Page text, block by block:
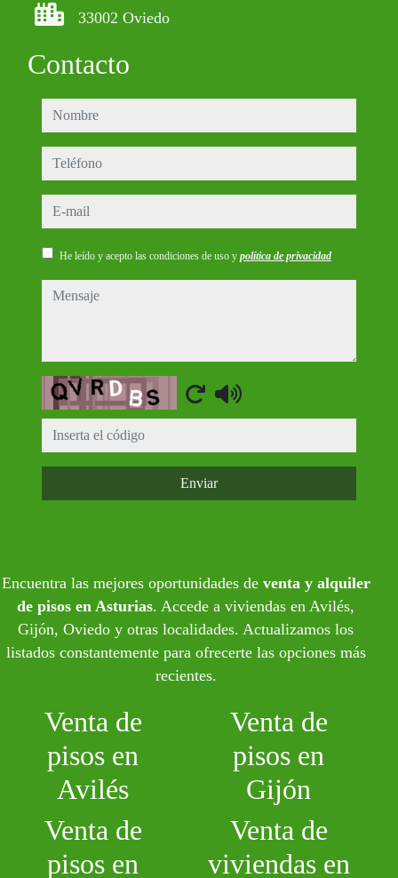
33002 Oviedo
Contacto
nombre
teléfono
e-mail
He leído y acepto las condiciones de uso y política de privacidad
mensaje
Captcha
Enviar
Encuentra las mejores oportunidades de venta y alquiler
de pisos en Asturias. Accede a viviendas en Avilés,
Gijón, Oviedo y otras localidades. Actualizamos los
listados constantemente para ofrecerte las opciones más
recientes.
Venta de
pisos en
Avilés
Venta de
pisos en
Gijón
Venta de
pisos en
Venta de
viviendas en